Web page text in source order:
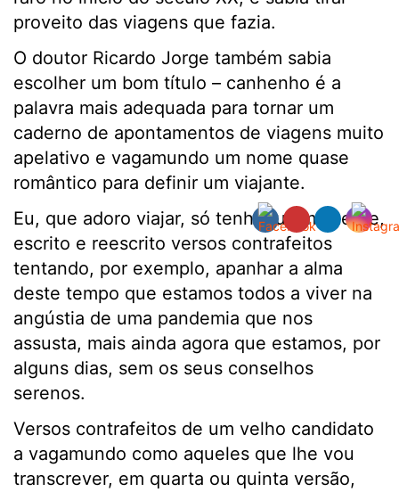
proveito das viagens que fazia.
O doutor Ricardo Jorge também sabia
escolher um bom título – canhenho é a
palavra mais adequada para tornar um
caderno de apontamentos de viagens muito
apelativo e vagamundo um nome quase
romântico para definir um viajante.
Eu, que adoro viajar, só tenho, ultimamente,
escrito e reescrito versos contrafeitos
tentando, por exemplo, apanhar a alma
deste tempo que estamos todos a viver na
angústia de uma pandemia que nos
assusta, mais ainda agora que estamos, por
alguns dias, sem os seus conselhos
serenos.
Versos contrafeitos de um velho candidato
a vagamundo como aqueles que lhe vou
transcrever, em quarta ou quinta versão,